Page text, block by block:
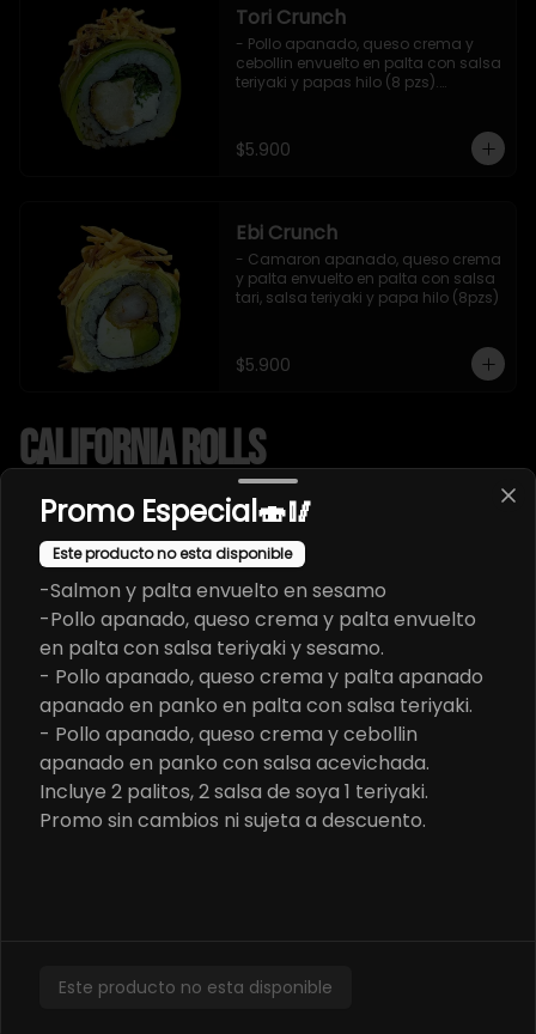
Tori Crunch
- Pollo apanado, queso crema y
cebollin envuelto en palta con salsa
teriyaki y papas hilo (8 pzs).
$5.900
Ebi Crunch
- Camaron apanado, queso crema
y palta envuelto en palta con salsa
tari, salsa teriyaki y papa hilo (8pzs)
$5.900
California Rolls
California Black
- Pollo apanado, champiñon
apanado y palta envuelto en
sesamo y ciboulette con salsa tari
Incluye 1 salsa de soya.
$5.600
California Acevichado
- Pollo apanado, palta y pepino,
envuelto en sésamo con salsa
acevichada y shichimi (8 pzs).
Incluye 1 salsa de soya.
- Salmon, queso crema y cebollin
envuelto en sésamo (8 pzs).
Promo Especial🍣🥢
Este producto no esta disponible
-Salmon y palta envuelto en sesamo
-Pollo apanado, queso crema y palta envuelto
en palta con salsa teriyaki y sesamo.
- Pollo apanado, queso crema y palta apanado
apanado en panko en palta con salsa teriyaki.
- Pollo apanado, queso crema y cebollin
apanado en panko con salsa acevichada.
Incluye 2 palitos, 2 salsa de soya 1 teriyaki.
Promo sin cambios ni sujeta a descuento.
Este producto no esta disponible